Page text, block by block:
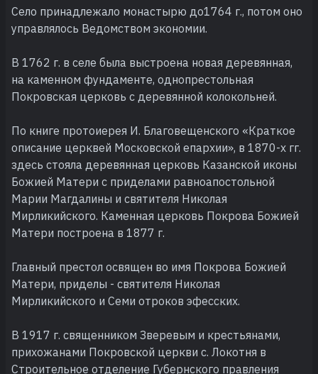
Село принадлежало монастырю до1764 г., потом оно
управлялось Ведомством экономии.
В 1762 г. в селе была выстроена новая деревянная,
на каменном фундаменте, однопрестольная
Покровская церковь с деревянной колокольней.
По книге протоиерея И. Благовещенского «Краткое
описание церквей Московской епархии», в 1870-х гг.
здесь стояла деревянная церковь Казанской иконы
Божией Матери с приделами равноапостольной
Марии Магдалины и святителя Николая
Мирликийского. Каменная церковь Покрова Божией
Матери построена в 1877 г.
Главный престол освящен во имя Покрова Божией
Матери, приделы - святителя Николая
Мирликийского и Семи отроков эфесских.
В 1917 г. священником Зверевым и крестьянами,
прихожанами Покровской церкви с. Локотня в
Строительное отделение Губернского правления